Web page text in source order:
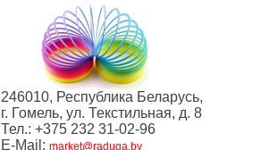
246010, Республика Беларусь,
г. Гомель, ул. Текстильная, д. 8
Тел.: +375 232 31-02-96
E-Mail: market@raduga.by